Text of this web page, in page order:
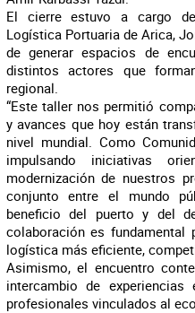
El cierre estuvo a cargo
Logística Portuaria de Arica,
de generar espacios de
distintos actores que
regional.
“Este taller nos permitió
y avances que hoy están
nivel mundial. Como
impulsando iniciativas
modernización de nuestros
conjunto entre el mundo
beneficio del puerto y del
colaboración es fundamental
logística más eficiente,
Asimismo, el encuentro
intercambio de
profesionales vinculados al